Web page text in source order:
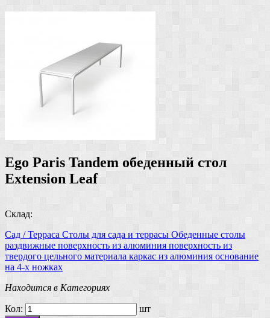
Ego Paris Tandem обеденный стол
Extension Leaf
Склад:
Сад / Терраса Столы для сада и террасы Обеденные столы
раздвижные поверхность из алюминия поверхность из
твердого цельного материала каркас из алюминия основание
на 4-х ножках
Находится в Категориях
Кол: шт